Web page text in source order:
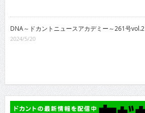
DNA～ドカントニュースアカデミー～261号vol.2
2024/5/20